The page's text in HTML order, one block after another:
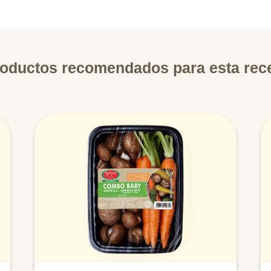
recomendados para esta